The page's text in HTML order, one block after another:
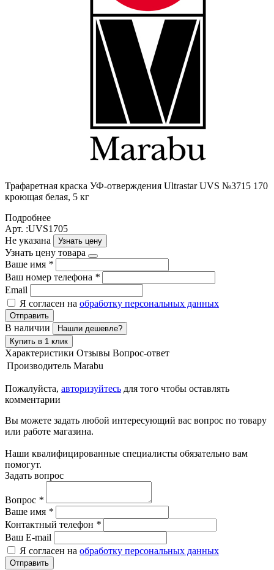
Трафаретная краска УФ-отверждения Ultrastar UVS №3715 170
кроющая белая, 5 кг
Подробнее
Арт. :UVS1705
Не указана
Узнать цену
Узнать цену товара
Ваше имя *
Ваш номер телефона *
Email
Я согласен на обработку персональных данных
Отправить
В наличии
Нашли дешевле?
Купить в 1 клик
Характеристики Отзывы Вопрос-ответ
Производитель Marabu
Пожалуйста, авторизуйтесь для того чтобы оставлять
комментарии
Вы можете задать любой интересующий вас вопрос по товару
или работе магазина.
Наши квалифицированные специалисты обязательно вам
помогут.
Задать вопрос
Вопрос *
Ваше имя *
Контактный телефон *
Ваш E-mail
Я согласен на обработку персональных данных
Отправить